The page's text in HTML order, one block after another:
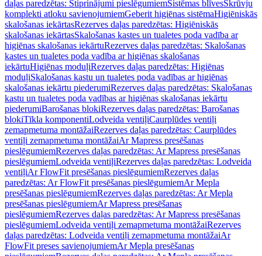
daļas paredzētas: Stiprinājumi pieslēgumiemSistēmas blīvesSkrūvju
komplekti atloku savienojumiemGeberit higiēnas sistēmaHigiēniskās
skalošanas iekārtasRezerves daļas paredzētas: Higiēniskās
skalošanas iekārtasSkalošanas kastes un tualetes poda vadība ar
higiēnas skalošanas iekārtuRezerves daļas paredzētas: Skalošanas
kastes un tualetes poda vadība ar higiēnas skalošanas
iekārtuHigiēnas moduļiRezerves daļas paredzētas: Higiēnas
moduļiSkalošanas kastu un tualetes poda vadības ar higiēnas
skalošanas iekārtu piederumiRezerves daļas paredzētas: Skalošanas
kastu un tualetes poda vadības ar higiēnas skalošanas iekārtu
piederumiBarošanas blokiRezerves daļas paredzētas: Barošanas
blokiTīkla komponentiLodveida ventiļiCaurplūdes ventiļi
zemapmetuma montāžaiRezerves daļas paredzētas: Caurplūdes
ventiļi zemapmetuma montāžaiAr Mapress presēšanas
pieslēgumiemRezerves daļas paredzētas: Ar Mapress presēšanas
pieslēgumiemLodveida ventiļiRezerves daļas paredzētas: Lodveida
ventiļiAr FlowFit presēšanas pieslēgumiemRezerves daļas
paredzētas: Ar FlowFit presēšanas pieslēgumiemAr Mepla
presēšanas pieslēgumiemRezerves daļas paredzētas: Ar Mepla
presēšanas pieslēgumiemAr Mapress presēšanas
pieslēgumiemRezerves daļas paredzētas: Ar Mapress presēšanas
pieslēgumiemLodveida ventiļi zemapmetuma montāžaiRezerves
daļas paredzētas: Lodveida ventiļi zemapmetuma montāžaiAr
FlowFit preses savienojumiemAr Mepla presēšanas